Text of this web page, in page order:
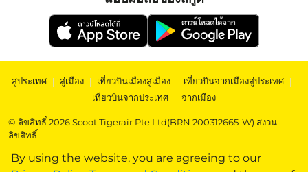
By using the website, you are agreeing to our
สู่ประเทศ | สู่เมือง | เที่ยวบินเมืองสู่เมือง | เที่ยวบินจากเมืองสู่ประเทศ |
เที่ยวบินจากประเทศ | จากเมือง
© ลิขสิทธิ์ 2026 Scoot Tigerair Pte Ltd(BRN 200312665-W) สงวน
ลิขสิทธิ์